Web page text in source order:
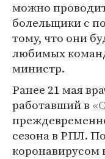
можно
болельщики с
тому, что они
любимых
министр.
Ранее 21 мая
работавший в
сезона в РПЛ.
коронавирусом